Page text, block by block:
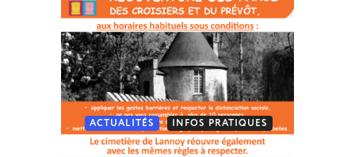
ACTUALITÉS INFOS PRATIQUES